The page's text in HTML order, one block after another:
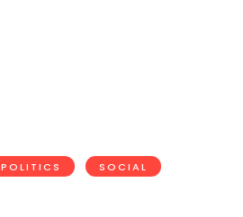
POLITICS SOCIAL